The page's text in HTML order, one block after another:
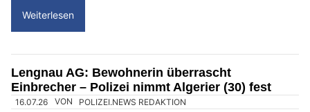
n
ä
h
l
e
16.07.26 VON POLIZEI.NEWS REDAKTION
Die Kantonspolizei Zürich hat am Mittwochnachmittag